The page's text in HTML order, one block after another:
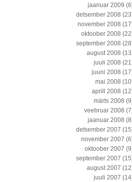
jaanuar 2009
detsember 2008
november 2008
oktoober 2008
september 2008
august 2008
juuli 2008
juuni 2008
mai 2008
aprill 2008
märts 2008
veebruar 2008
jaanuar 2008
detsember 2007
november 2007
oktoober 2007
september 2007
august 2007
juuli 2007